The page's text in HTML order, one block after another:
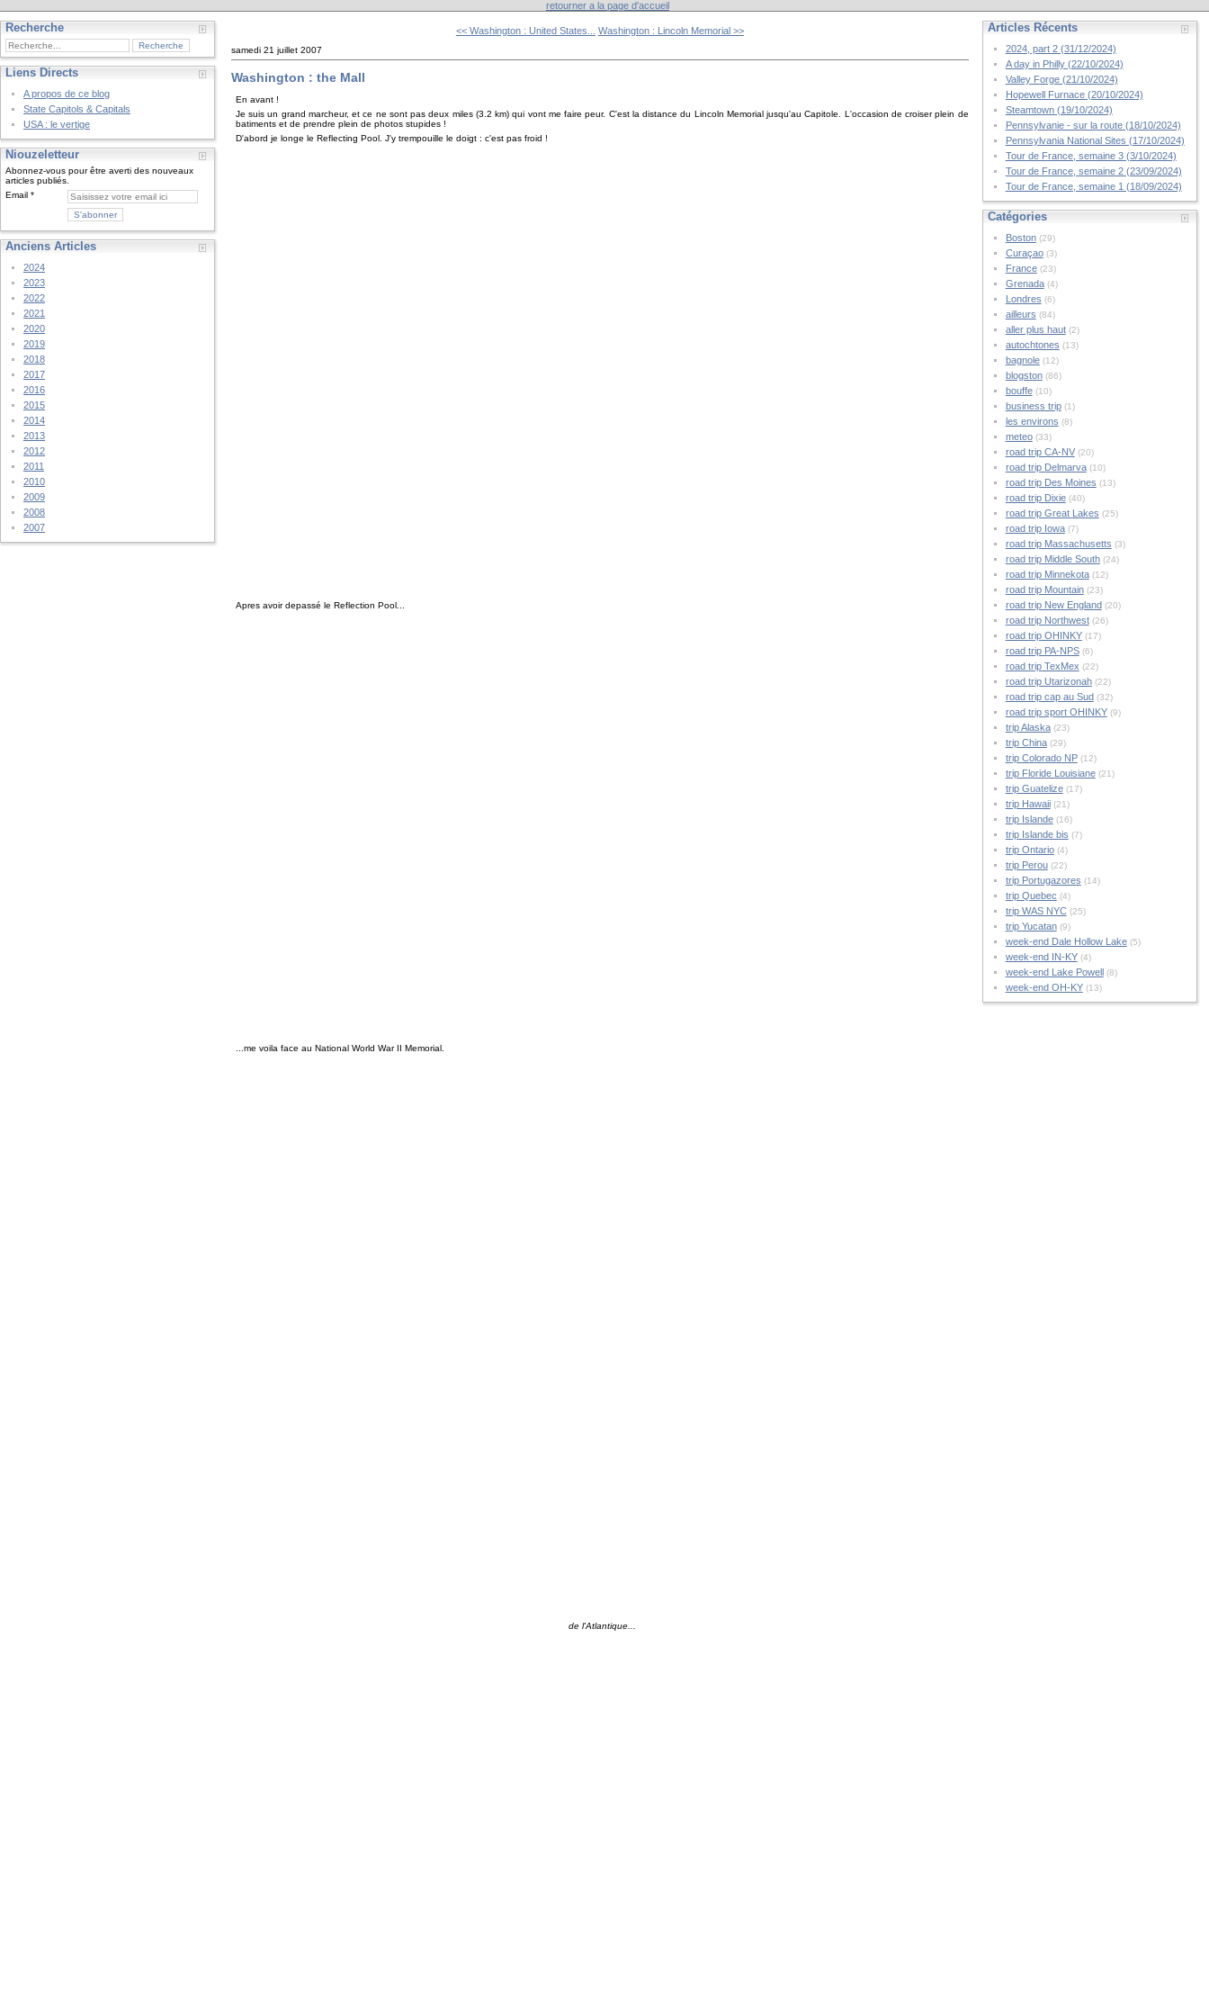
retourner a la page d'accueil
Recherche
Liens Directs
A propos de ce blog
State Capitols & Capitals
USA : le vertige
Niouzeletteur
Abonnez-vous pour être averti des nouveaux
articles publiés.
Email
Anciens Articles
2024
2023
2022
2021
2020
2019
2018
2017
2016
2015
2014
2013
2012
2011
2010
2009
2008
2007
<< Washington : United States... Washington : Lincoln Memorial >>
samedi 21 juillet 2007
Washington : the Mall
En avant !
Je suis un grand marcheur, et ce ne sont pas deux miles (3.2 km) qui vont me faire peur. C'est la distance du Lincoln Memorial jusqu'au Capitole. L'occasion de croiser plein de
batiments et de prendre plein de photos stupides !
D'abord je longe le Reflecting Pool. J'y trempouille le doigt : c'est pas froid !
Apres avoir depassé le Reflection Pool...
...me voila face au National World War II Memorial.
de l'Atlantique...
Articles Récents
2024, part 2 (31/12/2024)
A day in Philly (22/10/2024)
Valley Forge (21/10/2024)
Hopewell Furnace (20/10/2024)
Steamtown (19/10/2024)
Pennsylvanie - sur la route (18/10/2024)
Pennsylvania National Sites (17/10/2024)
Tour de France, semaine 3 (3/10/2024)
Tour de France, semaine 2 (23/09/2024)
Tour de France, semaine 1 (18/09/2024)
Catégories
Boston(29)
Curaçao(3)
France(23)
Grenada(4)
Londres (6)
ailleurs (84)
aller plus haut(2)
autochtones (13)
bagnole(12)
blogston(86)
bouffe(10)
business trip(1)
les environs (8)
meteo(33)
road trip CA-NV(20)
road trip Delmarva(10)
road trip Des Moines (13)
road trip Dixie(40)
road trip Great Lakes (25)
road trip Iowa(7)
road trip Massachusetts (3)
road trip Middle South(24)
road trip Minnekota(12)
road trip Mountain(23)
road trip New England (20)
road trip Northwest(26)
road trip OHINKY(17)
road trip PA-NPS(6)
road trip TexMex (22)
road trip Utarizonah(22)
road trip cap au Sud (32)
road trip sport OHINKY(9)
trip Alaska(23)
trip China(29)
trip Colorado NP(12)
trip Floride Louisiane(21)
trip Guatelize(17)
trip Hawaii(21)
trip Islande(16)
trip Islande bis (7)
trip Ontario(4)
trip Perou(22)
trip Portugazores (14)
trip Quebec (4)
trip WAS NYC(25)
trip Yucatan(9)
week-end Dale Hollow Lake(5)
week-end IN-KY(4)
week-end Lake Powell (8)
week-end OH-KY(13)